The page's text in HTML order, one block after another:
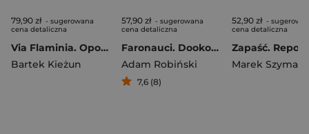
79,90 zł - sugerowana
cena detaliczna
Via Flaminia. Opowieści z Umbrii
Bartek Kieżun
57,90 zł - sugerowana
cena detaliczna
Faronauci. Dookoła Bałtyku
Adam Robiński
7,6 (8)
52,90 zł -
cena detaliczna
Marek